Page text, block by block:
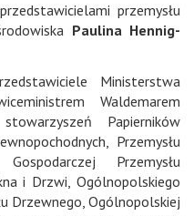
przemysłu
Paulina Hennig-
Ministerstwa
Waldemarem
Papierników
Przemysłu
Przemysłu
i Drzwi, Ogólnopolskiego
Drzewnego, Ogólnopolskiej